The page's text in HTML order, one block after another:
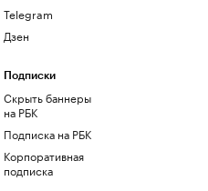
Telegram
Дзен
Подписки
Скрыть баннеры
на РБК
Подписка на РБК
Корпоративная
подписка